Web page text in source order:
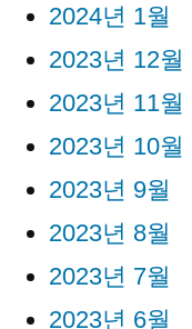
2024년 1월
2023년 12월
2023년 11월
2023년 10월
2023년 9월
2023년 8월
2023년 7월
2023년 6월